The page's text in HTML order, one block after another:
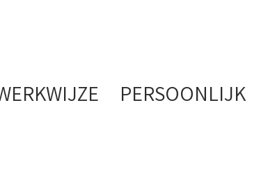
PERSOONLIJK